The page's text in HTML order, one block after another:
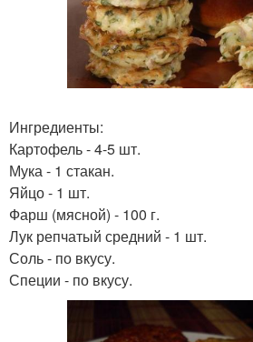
Ингредиенты:
Картофель - 4-5 шт.
Мука - 1 стакан.
Яйцо - 1 шт.
Фарш (мясной) - 100 г.
Лук репчатый средний - 1 шт.
Соль - по вкусу.
Специи - по вкусу.